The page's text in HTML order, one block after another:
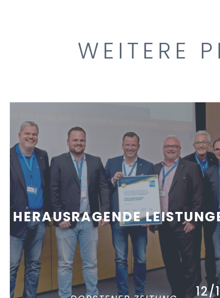
WEITERE
HERAUSRAGENDE
12/